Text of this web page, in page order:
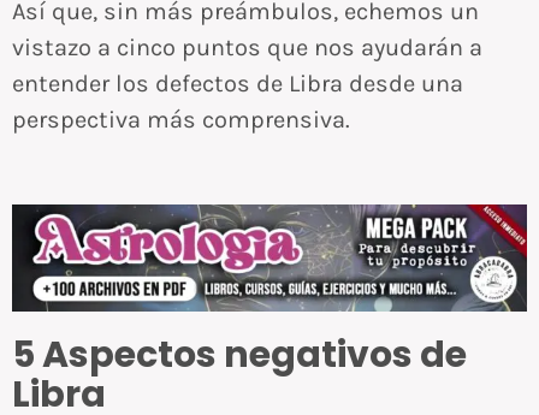
Así que, sin más preámbulos, echemos un
vistazo a cinco puntos que nos ayudarán a
entender los defectos de Libra desde una
perspectiva más comprensiva.
5 Aspectos negativos de
Libra